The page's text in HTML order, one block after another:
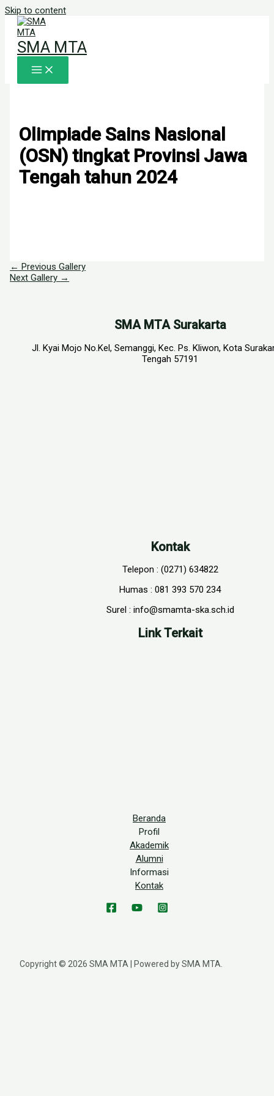
Skip to content
SMA MTA
Olimpiade Sains Nasional
(OSN) tingkat Provinsi Jawa
Tengah tahun 2024
← Previous Gallery
Next Gallery →
SMA MTA Surakarta
Jl. Kyai Mojo No.Kel, Semanggi, Kec. Ps. Kliwon, Kota
Tengah 57191
Kontak
Telepon : (0271) 634822
Humas : 081 393 570 234
Surel : info@smamta-ska.sch.id
Link Terkait
Beranda
Profil
Akademik
Alumni
Informasi
Kontak
Copyright © 2026 SMA MTA | Powered by SMA MTA.